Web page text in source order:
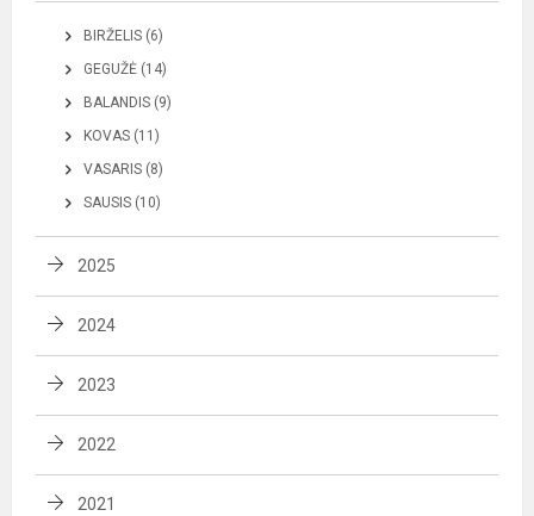
BIRŽELIS (6)
GEGUŽĖ (14)
BALANDIS (9)
KOVAS (11)
VASARIS (8)
SAUSIS (10)
2025
2024
2023
2022
2021